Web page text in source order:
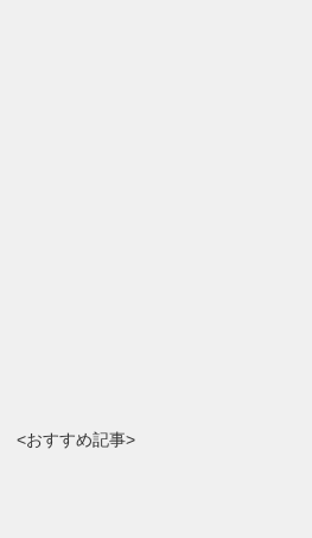
<おすすめ記事>